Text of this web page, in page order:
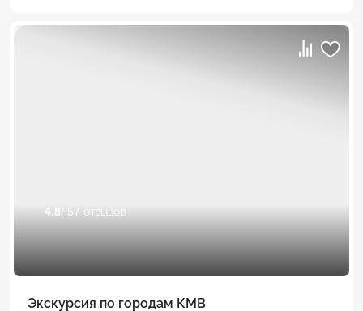
4.8/ 57 отзывов
Экскурсия по городам КМВ